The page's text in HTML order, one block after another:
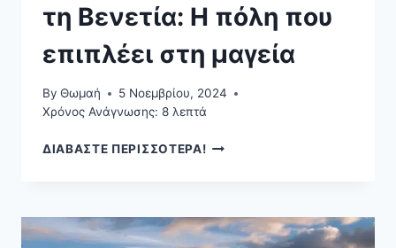
τη Βενετία: Η πόλη που
επιπλέει στη μαγεία
By Θωμαή
5 Νοεμβρίου, 2024
Χρόνος Ανάγνωσης: 8 λεπτά
ΔΙΑΒΑΣΤΕ ΠΕΡΙΣΣΟΤΕΡΑ!ΤΑΞΙΔΙΩΤΙΚΌΣ
ΒΕΝΕΤΊΑ:
Η